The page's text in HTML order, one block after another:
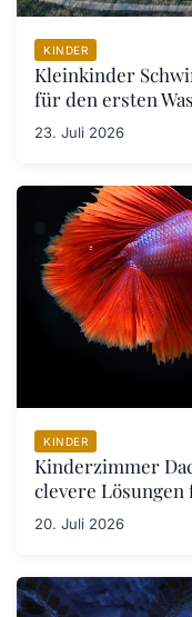
KINDER
Kleinkinder
für den ersten
23. Juli 2026
KINDER
Kinderzimmer
clevere Lösungen
20. Juli 2026